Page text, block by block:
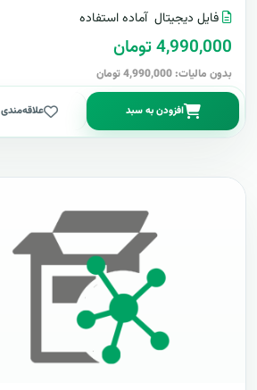
فایل دیجیتال آماده استفاده
4,990,000 تومان
بدون مالیات: 4,990,000 تومان
افزودن به سبد علاقه‌مندی